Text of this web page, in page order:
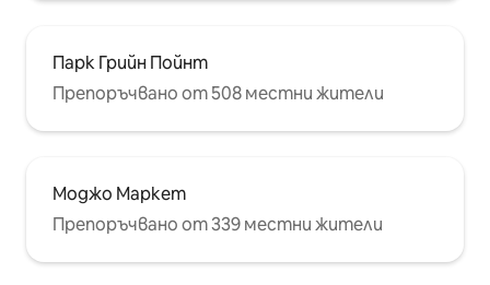
Парк Грийн Пойнт
Препоръчвано от 508 местни жители
Моджо Маркет
Препоръчвано от 339 местни жители